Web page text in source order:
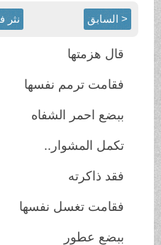
< السابق نثر فني
قال هزمتها
فقامت ترمم نفسها
ببضع احمر الشفاه
تكمل المشوار..
فقد ذاكرته
فقامت تغسل نفسها
ببضع عطور